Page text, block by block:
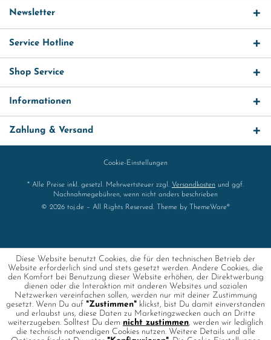
Newsletter
Service Hotline
Shop Service
Informationen
Zahlung & Versand
Cookie-Einstellungen
* Alle Preise inkl. gesetzl. Mehrwertsteuer zzgl. Versandkosten und ggf.
Nachnahmegebühren, wenn nicht anders beschrieben
© 2026 toj.de – All Rights Reserved. Theme by
ThemeWare®
Diese Website benutzt Cookies, die für den technischen Betrieb der
Website erforderlich sind und stets gesetzt werden. Andere Cookies, die
den Komfort bei Benutzung dieser Website erhöhen, der Direktwerbung
dienen oder die Interaktion mit anderen Websites und sozialen
Netzwerken vereinfachen sollen, werden nur mit deiner Zustimmung
gesetzt. Wenn Du auf "Zustimmen" klickst, bist Du damit einverstanden
und erlaubst uns, diese Daten zu Marketingzwecken auch an Dritte
weiterzugeben. Solltest Du dem nicht zustimmen, werden wir lediglich
die technisch notwendigen Cookies nutzen. Weitere Details und alle